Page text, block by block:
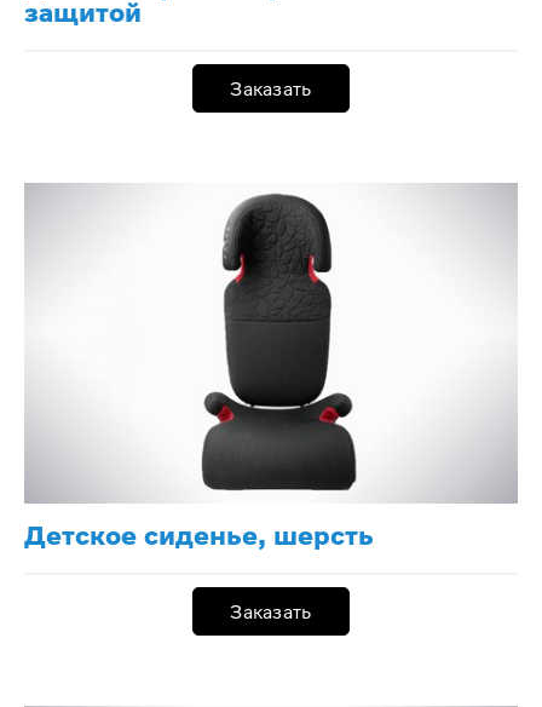
защитой
Заказать
Детское сиденье, шерсть
Заказать